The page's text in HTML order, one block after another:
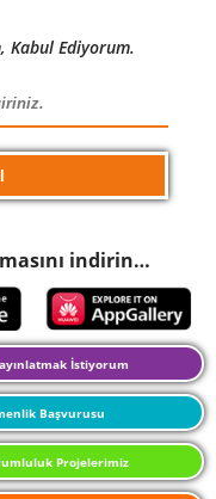
Kabul Ediyorum.
indirin…
İstiyorum
Başvurusu
Projelerimiz